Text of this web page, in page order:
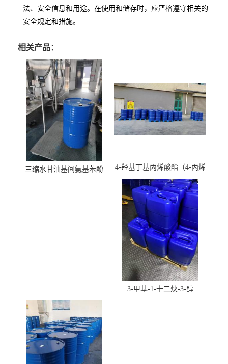
法、安全信息和用途。在使用和储存时，应严格遵守相关的
安全规定和措施。
相关产品：
三缩水甘油基间氨基苯酚
4-羟基丁基丙烯酸酯（4-丙烯
酸羟丁酯）
3-甲基-1-十二炔-3-醇